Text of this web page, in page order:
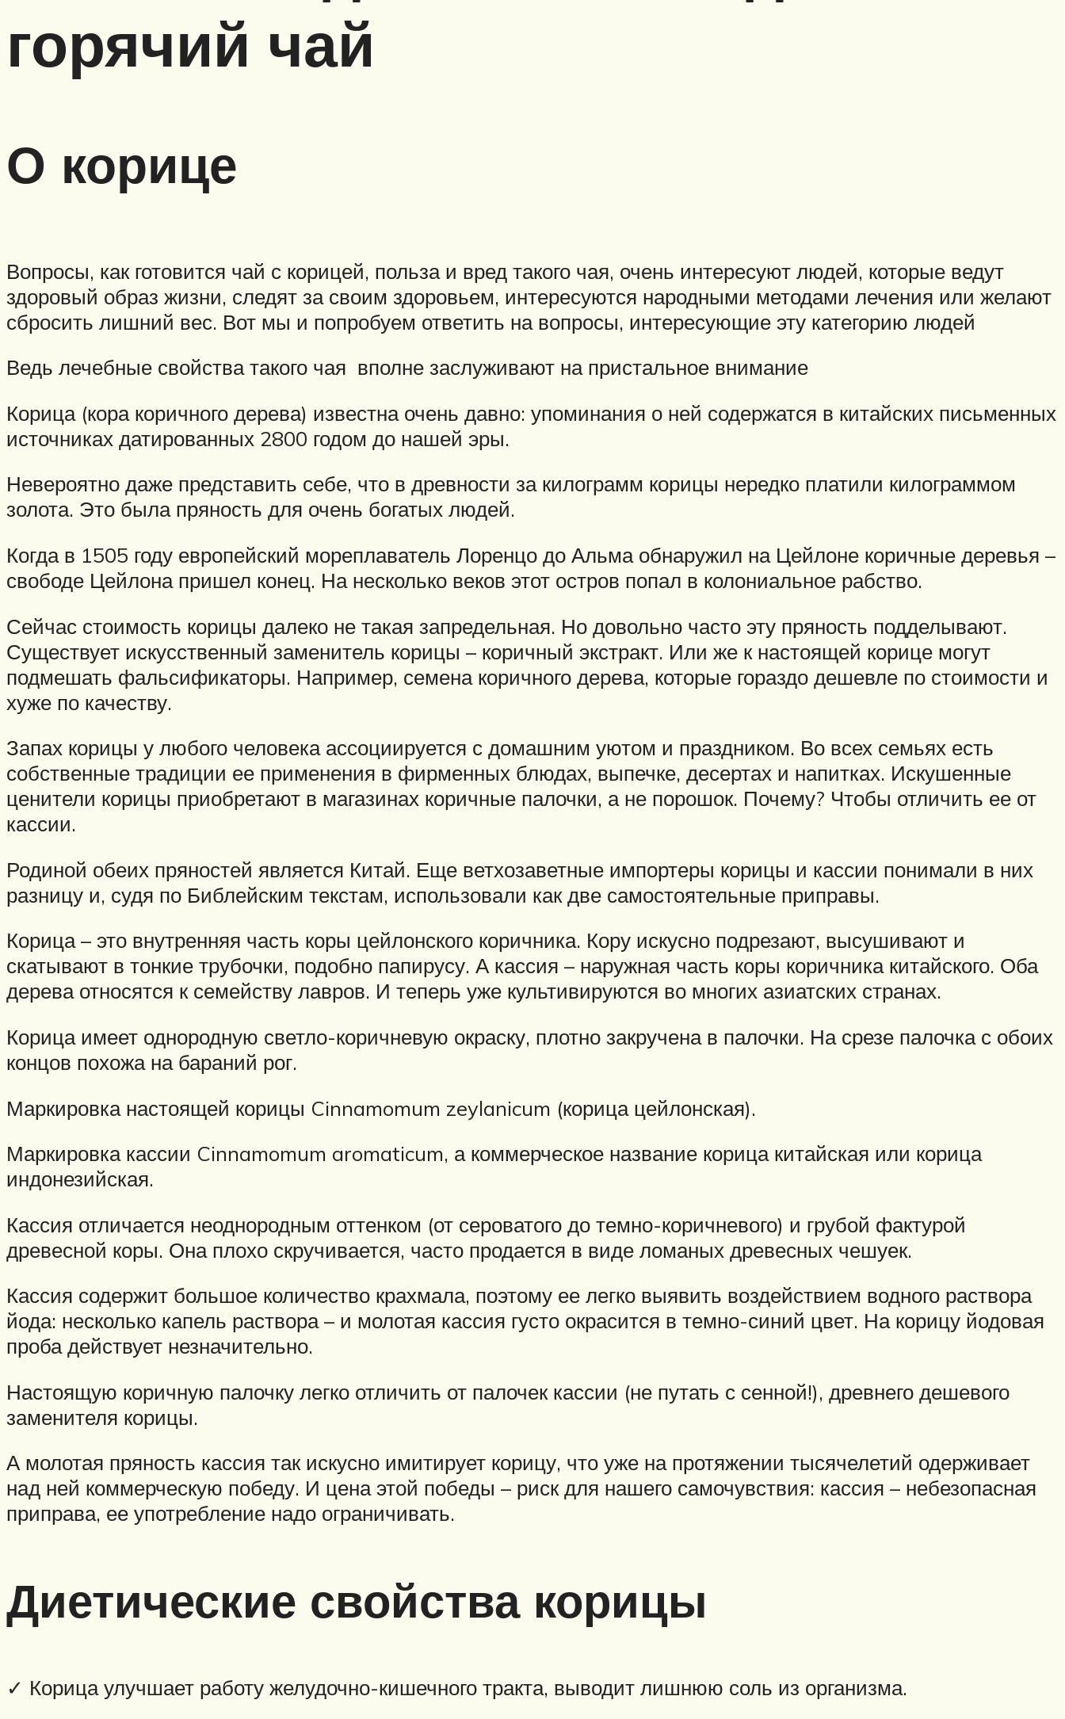
горячий чай
О корице
Вопросы, как готовится чай с корицей, польза и вред такого чая, очень интересуют людей, которые ведут
здоровый образ жизни, следят за своим здоровьем, интересуются народными методами лечения или желают
сбросить лишний вес. Вот мы и попробуем ответить на вопросы, интересующие эту категорию людей
Ведь лечебные свойства такого чая вполне заслуживают на пристальное внимание
Корица (кора коричного дерева) известна очень давно: упоминания о ней содержатся в китайских письменных
источниках датированных 2800 годом до нашей эры.
Невероятно даже представить себе, что в древности за килограмм корицы нередко платили килограммом
золота. Это была пряность для очень богатых людей.
Когда в 1505 году европейский мореплаватель Лоренцо до Альма обнаружил на Цейлоне коричные деревья –
свободе Цейлона пришел конец. На несколько веков этот остров попал в колониальное рабство.
Сейчас стоимость корицы далеко не такая запредельная. Но довольно часто эту пряность подделывают.
Существует искусственный заменитель корицы – коричный экстракт. Или же к настоящей корице могут
подмешать фальсификаторы. Например, семена коричного дерева, которые гораздо дешевле по стоимости и
хуже по качеству.
Запах корицы у любого человека ассоциируется с домашним уютом и праздником. Во всех семьях есть
собственные традиции ее применения в фирменных блюдах, выпечке, десертах и напитках. Искушенные
ценители корицы приобретают в магазинах коричные палочки, а не порошок. Почему? Чтобы отличить ее от
кассии.
Родиной обеих пряностей является Китай. Еще ветхозаветные импортеры корицы и кассии понимали в них
разницу и, судя по Библейским текстам, использовали как две самостоятельные приправы.
Корица – это внутренняя часть коры цейлонского коричника. Кору искусно подрезают, высушивают и
скатывают в тонкие трубочки, подобно папирусу. А кассия – наружная часть коры коричника китайского. Оба
дерева относятся к семейству лавров. И теперь уже культивируются во многих азиатских странах.
Корица имеет однородную светло-коричневую окраску, плотно закручена в палочки. На срезе палочка с обоих
концов похожа на бараний рог.
Маркировка настоящей корицы Cinnamomum zeylanicum (корица цейлонская).
Маркировка кассии Cinnamomum aromaticum, а коммерческое название корица китайская или корица
индонезийская.
Кассия отличается неоднородным оттенком (от сероватого до темно-коричневого) и грубой фактурой
древесной коры. Она плохо скручивается, часто продается в виде ломаных древесных чешуек.
Кассия содержит большое количество крахмала, поэтому ее легко выявить воздействием водного раствора
йода: несколько капель раствора – и молотая кассия густо окрасится в темно-синий цвет. На корицу йодовая
проба действует незначительно.
Настоящую коричную палочку легко отличить от палочек кассии (не путать с сенной!), древнего дешевого
заменителя корицы.
А молотая пряность кассия так искусно имитирует корицу, что уже на протяжении тысячелетий одерживает
над ней коммерческую победу. И цена этой победы – риск для нашего самочувствия: кассия – небезопасная
приправа, ее употребление надо ограничивать.
Диетические свойства корицы
✓ Корица улучшает работу желудочно-кишечного тракта, выводит лишнюю соль из организма.